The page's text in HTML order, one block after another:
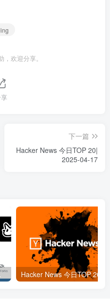
欢迎分享。
下一篇
Hacker News 今日TOP 20|
2025-04-17
09-06